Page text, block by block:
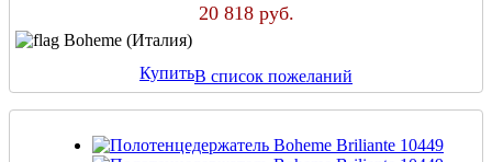
20 818 руб.
Boheme (Италия)
КупитьВ список пожеланий